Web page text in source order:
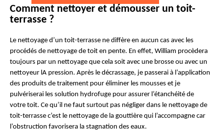
Comment nettoyer et démousser un toit-
terrasse ?
Le nettoyage d’un toit-terrasse ne diffère en aucun cas avec les
procédés de nettoyage de toit en pente. En effet, William procèdera
toujours par un nettoyage que cela soit avec une brosse ou avec un
nettoyeur lA pression. Après le décrassage, je passerai à l’application
des produits de traitement pour éliminer les mousses et je
pulvériserai les solution hydrofuge pour assurer l’étanchéité de
votre toit. Ce qu’il ne faut surtout pas négliger dans le nettoyage de
toit-terrasse c’est le nettoyage de la gouttière qui l’accompagne car
l’obstruction favorisera la stagnation des eaux.